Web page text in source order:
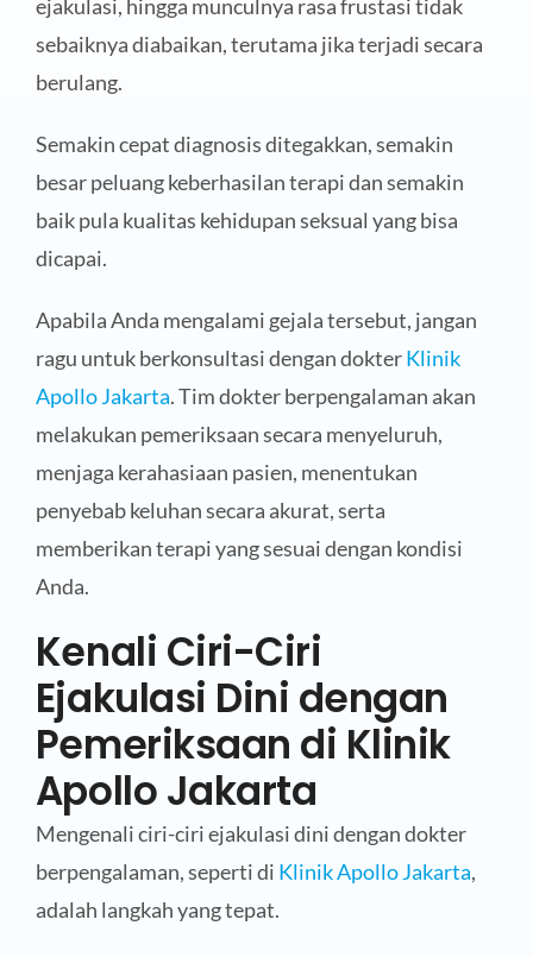
ejakulasi, hingga munculnya rasa frustasi tidak
sebaiknya diabaikan, terutama jika terjadi secara
berulang.
Semakin cepat diagnosis ditegakkan, semakin
besar peluang keberhasilan terapi dan semakin
baik pula kualitas kehidupan seksual yang bisa
dicapai.
Apabila Anda mengalami gejala tersebut, jangan
ragu untuk berkonsultasi dengan dokterKlinik
Apollo Jakarta. Tim dokter berpengalaman akan
melakukan pemeriksaan secara menyeluruh,
menjaga kerahasiaan pasien, menentukan
penyebab keluhan secara akurat, serta
memberikan terapi yang sesuai dengan kondisi
Anda.
Kenali Ciri-Ciri
Ejakulasi Dini dengan
Pemeriksaan di Klinik
Apollo Jakarta
Mengenali ciri-ciri ejakulasi dini dengan dokter
berpengalaman, seperti di Klinik Apollo Jakarta,
adalah langkah yang tepat.